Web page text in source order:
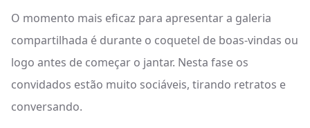
O momento mais eficaz para apresentar a galeria
compartilhada é durante o coquetel de boas-vindas ou
logo antes de começar o jantar. Nesta fase os
convidados estão muito sociáveis, tirando retratos e
conversando.